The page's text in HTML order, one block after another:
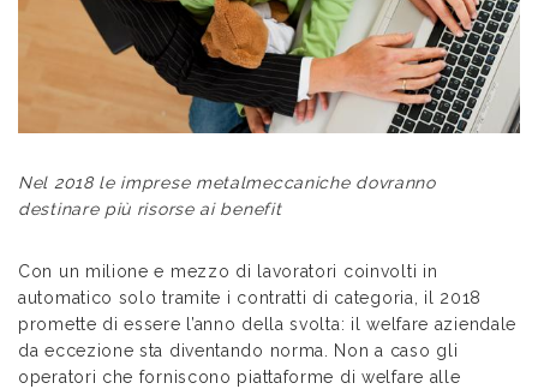
Nel 2018 le imprese metalmeccaniche dovranno
destinare più risorse ai benefit
Con un milione e mezzo di lavoratori coinvolti in
automatico solo tramite i contratti di categoria, il 2018
promette di essere l’anno della svolta: il welfare aziendale
da eccezione sta diventando norma. Non a caso gli
operatori che forniscono piattaforme di welfare alle